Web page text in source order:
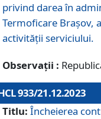
privind darea în
Termoficare Braşov,
activităţii serviciului.
Observații :
933/21.12.2023
Titlu: Încheierea